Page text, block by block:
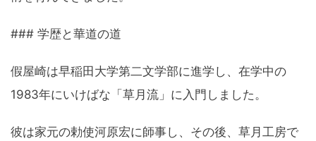
### 学歴と華道の道
假屋崎は早稲田大学第二文学部に進学し、在学中の
1983年にいけばな「草月流」に入門しました。
彼は家元の勅使河原宏に師事し、その後、草月工房で